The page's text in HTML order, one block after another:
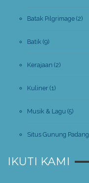
Batak Pilgrimage (2)
Batik (9)
Kerajaan (2)
Kuliner (1)
Musik & Lagu (5)
Situs Gunung Padang
IKUTI KAMI